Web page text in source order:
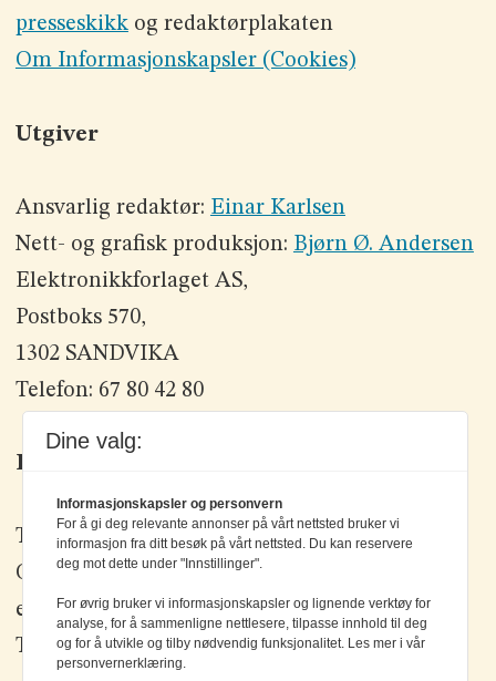
presseskikkog redaktørplakaten
Om Informasjonskapsler (Cookies)
Utgiver
Ansvarlig redaktør: Einar Karlsen
Nett- og grafisk produksjon: Bjørn Ø. Andersen
Elektronikkforlaget AS,
Postboks 570,
1302 SANDVIKA
Telefon: 67 80 42 80
Kontakt oss
Tlf: +47 67 80 42 80
Olav Brunborgs vei 6, 1396 Billingstad
epost: elektronikk@elektronikkforlaget.no
Tips oss:tips@elektronikkforlaget.no
Dine valg:
Informasjonskapsler og personvern
For å gi deg relevante annonser på vårt nettsted bruker vi
informasjon fra ditt besøk på vårt nettsted. Du kan reservere
deg mot dette under "Innstillinger".
For øvrig bruker vi informasjonskapsler og lignende verktøy for
analyse, for å sammenligne nettlesere, tilpasse innhold til deg
og for å utvikle og tilby nødvendig funksjonalitet. Les mer i vår
personvernerklæring.